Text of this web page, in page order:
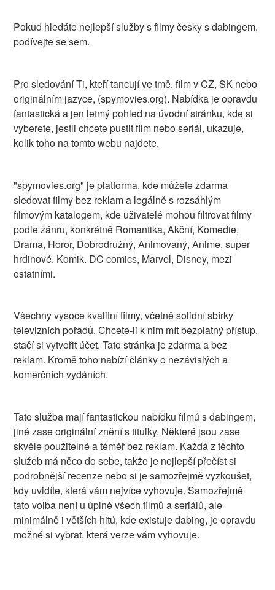
Pokud hledáte nejlepší služby s filmy česky s dabingem,
podívejte se sem.
Pro sledování Ti, kteří tancují ve tmě. film v CZ, SK nebo
originálním jazyce, (spymovies.org). Nabídka je opravdu
fantastická a jen letmý pohled na úvodní stránku, kde si
vyberete, jestli chcete pustit film nebo seriál, ukazuje,
kolik toho na tomto webu najdete.
"spymovies.org" je platforma, kde můžete zdarma
sledovat filmy bez reklam a legálně s rozsáhlým
filmovým katalogem, kde uživatelé mohou filtrovat filmy
podle žánru, konkrétně Romantika, Akční, Komedie,
Drama, Horor, Dobrodružný, Animovaný, Anime, super
hrdinové. Komik. DC comics, Marvel, Disney, mezi
ostatními.
Všechny vysoce kvalitní filmy, včetně solidní sbírky
televizních pořadů, Chcete-li k nim mít bezplatný přístup,
stačí si vytvořit účet. Tato stránka je zdarma a bez
reklam. Kromě toho nabízí články o nezávislých a
komerčních vydáních.
Tato služba mají fantastickou nabídku filmů s dabingem,
jiné zase originální znění s titulky. Některé jsou zase
skvěle použitelné a téměř bez reklam. Každá z těchto
služeb má něco do sebe, takže je nejlepší přečíst si
podrobnější recenze nebo si je samozřejmě vyzkoušet,
kdy uvidíte, která vám nejvíce vyhovuje. Samozřejmě
tato volba není u úplně všech filmů a seriálů, ale
minimálně i větších hitů, kde existuje dabing, je opravdu
možné si vybrat, která verze vám vyhovuje.